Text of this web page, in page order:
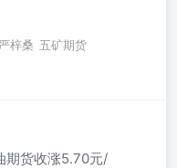
梓桑 五矿期货
期货收涨5.70元/